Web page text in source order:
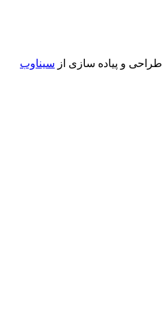
طراحی و پیاده سازی از سیناوب